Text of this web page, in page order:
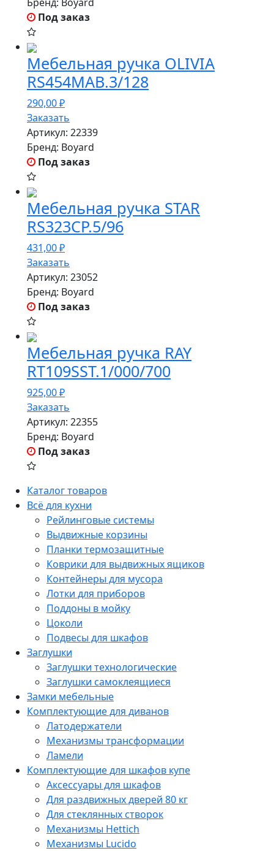
Каталог товаров
Всё для кухни
Рейлинговые системы
Выдвижные корзины
Планки термозащитные
Коврики для выдвижных ящиков
Контейнеры для мусора
Лотки для приборов
Поддоны в мойку
Цоколи
Подвесы для шкафов
Заглушки
Заглушки технологические
Заглушки самоклеящиеся
Замки мебельные
Комплектующие для диванов
Латодержатели
Механизмы трансформации
Ламели
Комплектующие для шкафов купе
Аксессуары для шкафов
Для раздвижных дверей 80 кг
Для стеклянных створок
Механизмы Hettich
Механизмы Lucido
Под заказ
Мебельная ручка OLIVIA
RS454MAB.3/128
290,00₽
Заказать
Артикул: 22339
Бренд: Boyard
Под заказ
Мебельная ручка STAR
RS323CP.5/96
431,00₽
Заказать
Артикул: 23052
Бренд: Boyard
Под заказ
Мебельная ручка RAY
RT109SST.1/000/700
925,00₽
Заказать
Артикул: 22355
Бренд: Boyard
Под заказ